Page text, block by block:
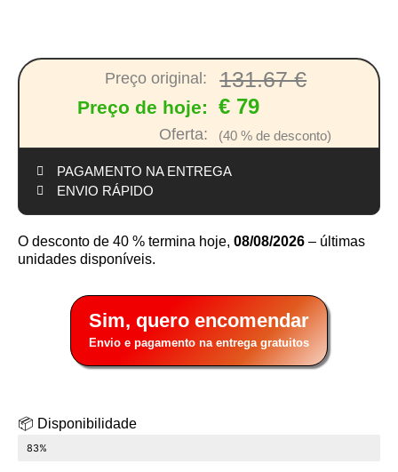
Preço original: 131.67 €
Preço de hoje: € 79
Oferta: (40 % de desconto)
PAGAMENTO NA ENTREGA
ENVIO RÁPIDO
O desconto de 40 % termina hoje, 08/08/2026 – últimas
unidades disponíveis.
Sim, quero encomendar
Envio e pagamento na entrega gratuitos
📦 Disponibilidade
ÚLTIMAS 8 UNIDADES EM STOCK
83%